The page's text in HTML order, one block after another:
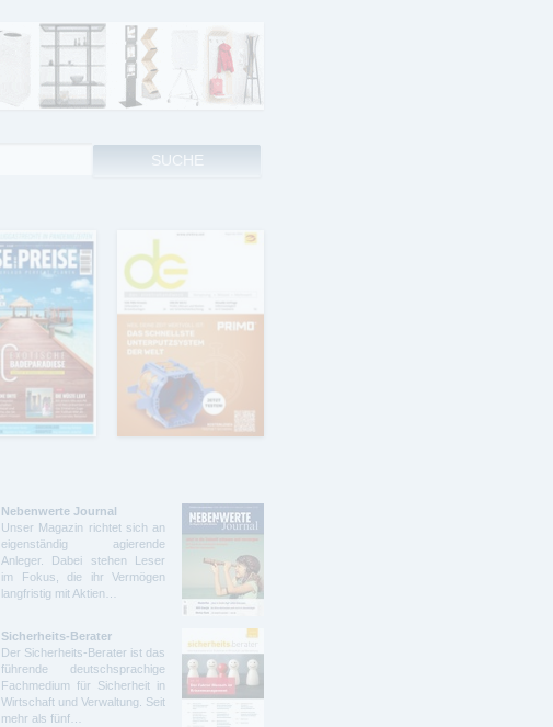
Nebenwerte Journal
Unser Magazin richtet sich an
eigenständig agierende
Anleger. Dabei stehen Leser
im Fokus, die ihr Vermögen
langfristig mit Aktien…
Sicherheits-Berater
Der Sicherheits-Berater ist das
führende deutschsprachige
Fachmedium für Sicherheit in
Wirtschaft und Verwaltung. Seit
mehr als fünf…